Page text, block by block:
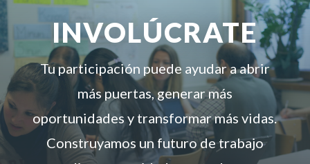
INVOLÚCRATE
Tu participación puede ayudar a abrir
más puertas, generar más
oportunidades y transformar más vidas.
Construyamos un futuro de trabajo